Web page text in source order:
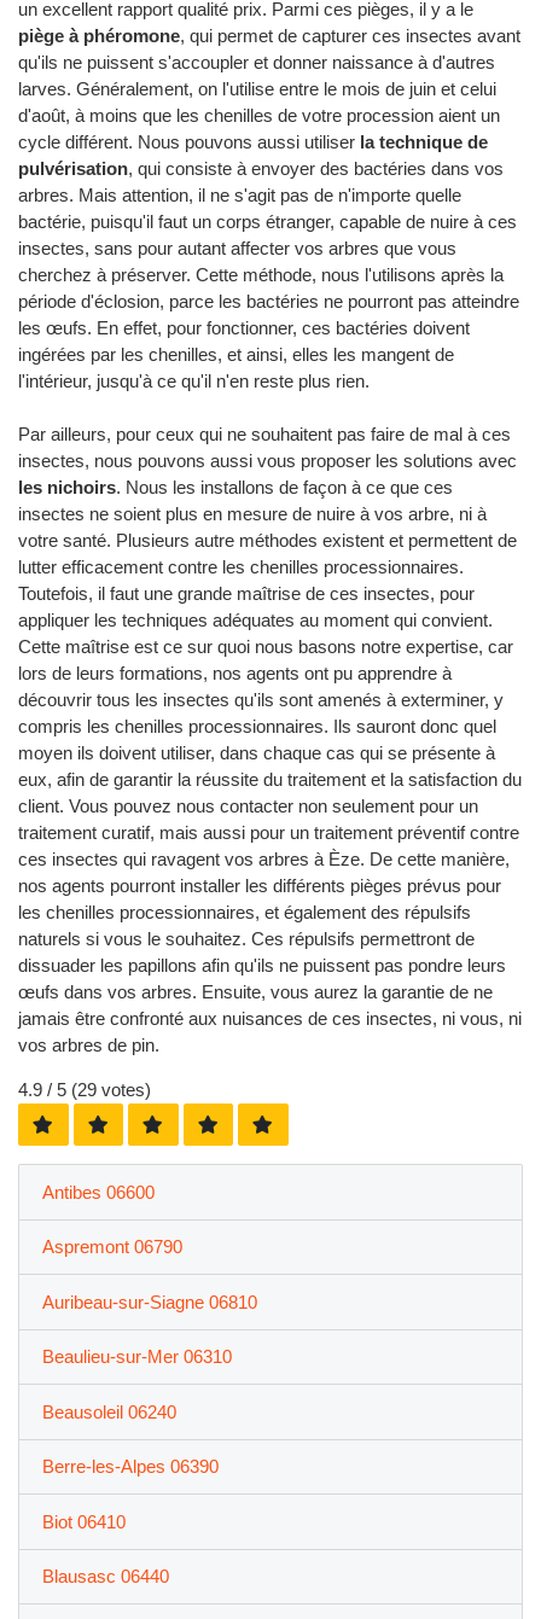
un excellent rapport qualité prix. Parmi ces pièges, il y a le
piège à phéromone, qui permet de capturer ces insectes avant
qu'ils ne puissent s'accoupler et donner naissance à d'autres
larves. Généralement, on l'utilise entre le mois de juin et celui
d'août, à moins que les chenilles de votre procession aient un
cycle différent. Nous pouvons aussi utiliser la technique de
pulvérisation, qui consiste à envoyer des bactéries dans vos
arbres. Mais attention, il ne s'agit pas de n'importe quelle
bactérie, puisqu'il faut un corps étranger, capable de nuire à ces
insectes, sans pour autant affecter vos arbres que vous
cherchez à préserver. Cette méthode, nous l'utilisons après la
période d'éclosion, parce les bactéries ne pourront pas atteindre
les œufs. En effet, pour fonctionner, ces bactéries doivent
ingérées par les chenilles, et ainsi, elles les mangent de
l'intérieur, jusqu'à ce qu'il n'en reste plus rien.
Par ailleurs, pour ceux qui ne souhaitent pas faire de mal à ces
insectes, nous pouvons aussi vous proposer les solutions avec
les nichoirs. Nous les installons de façon à ce que ces
insectes ne soient plus en mesure de nuire à vos arbre, ni à
votre santé. Plusieurs autre méthodes existent et permettent de
lutter efficacement contre les chenilles processionnaires.
Toutefois, il faut une grande maîtrise de ces insectes, pour
appliquer les techniques adéquates au moment qui convient.
Cette maîtrise est ce sur quoi nous basons notre expertise, car
lors de leurs formations, nos agents ont pu apprendre à
découvrir tous les insectes qu'ils sont amenés à exterminer, y
compris les chenilles processionnaires. Ils sauront donc quel
moyen ils doivent utiliser, dans chaque cas qui se présente à
eux, afin de garantir la réussite du traitement et la satisfaction du
client. Vous pouvez nous contacter non seulement pour un
traitement curatif, mais aussi pour un traitement préventif contre
ces insectes qui ravagent vos arbres à Èze. De cette manière,
nos agents pourront installer les différents pièges prévus pour
les chenilles processionnaires, et également des répulsifs
naturels si vous le souhaitez. Ces répulsifs permettront de
dissuader les papillons afin qu'ils ne puissent pas pondre leurs
œufs dans vos arbres. Ensuite, vous aurez la garantie de ne
jamais être confronté aux nuisances de ces insectes, ni vous, ni
vos arbres de pin.
4.9 / 5 (29 votes)
Antibes 06600
Aspremont 06790
Auribeau-sur-Siagne 06810
Beaulieu-sur-Mer 06310
Beausoleil 06240
Berre-les-Alpes 06390
Biot 06410
Blausasc 06440